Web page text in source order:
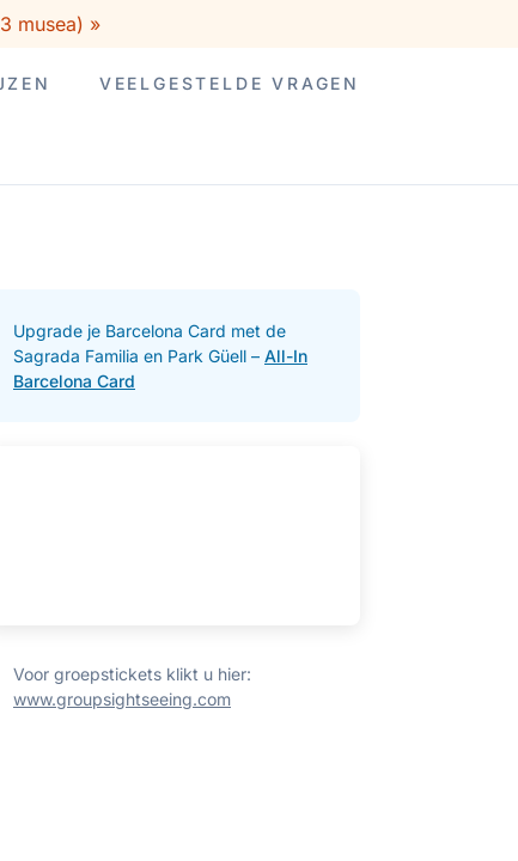
musea) »
VEELGESTELDE VRAGEN
Upgrade je Barcelona Card met de
Sagrada Familia en Park Güell – All-In
Barcelona Card
Voor groepstickets klikt u hier:
www.groupsightseeing.com